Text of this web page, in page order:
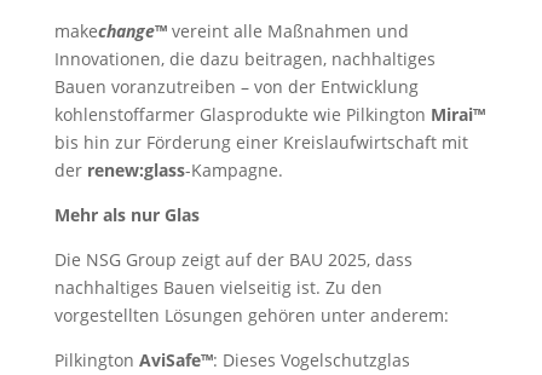
makechange™vereint alle Maßnahmen und
Innovationen, die dazu beitragen, nachhaltiges
Bauen voranzutreiben – von der Entwicklung
kohlenstoffarmer Glasprodukte wie Pilkington Mirai™
bis hin zur Förderung einer Kreislaufwirtschaft mit
der renew:glass-Kampagne.
Mehr als nur Glas
Die NSG Group zeigt auf der BAU 2025, dass
nachhaltiges Bauen vielseitig ist. Zu den
vorgestellten Lösungen gehören unter anderem:
Pilkington AviSafe™: Dieses Vogelschutzglas